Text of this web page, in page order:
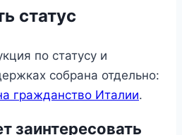
статус
по статусу и
собрана отдельно:
гражданство Италии.
заинтересовать